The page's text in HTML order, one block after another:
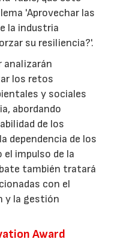
'Aprovechar las
la industria
su resiliencia?'.
analizarán
los retos
y sociales
abordando
de los
dependencia de los
impulso de la
también tratará
con el
y la gestión
Award